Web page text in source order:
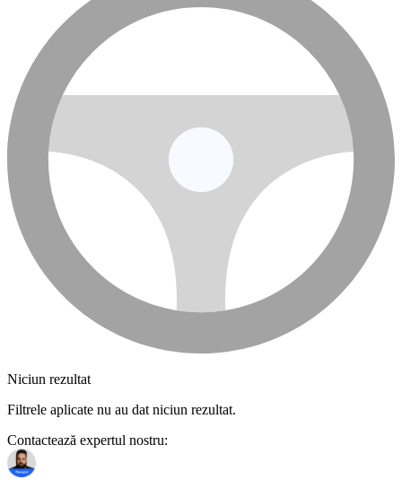
Niciun rezultat
Filtrele aplicate nu au dat niciun rezultat.
Contactează expertul nostru: